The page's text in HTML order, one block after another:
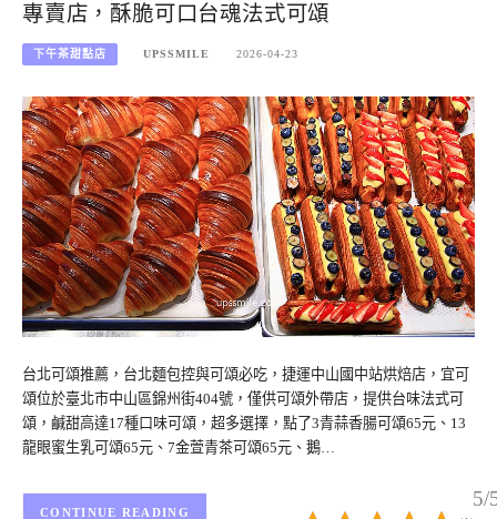
專賣店，酥脆可口台魂法式可頌
下午茶甜點店 UPSSMILE 2026-04-23
台北可頌推薦，台北麵包控與可頌必吃，捷運中山國中站烘焙店，宜可
頌位於臺北市中山區錦州街404號，僅供可頌外帶店，提供台味法式可
頌，鹹甜高達17種口味可頌，超多選擇，點了3青蒜香腸可頌65元、13
龍眼蜜生乳可頌65元、7金萱青茶可頌65元、鵝…
5/
CONTINUE READING